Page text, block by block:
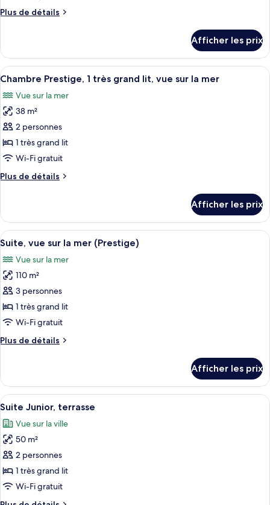
chambre :
très
lit
Plus de détails
Plus
Chambre
Prestige,
1
grand
lit
Afficher les prix
Afficher
toutes
les
photos
pour
ce
type
chambre :
très
grand
lit,
vue
sur
la
mer
Une chambre d’hôtel moderne
8
Chambre Prestige, 1 très grand lit, vue sur la mer
Vue sur la mer
38 m²
2 personnes
1 très grand lit
Wi-Fi gratuit
Plus de détails
Plus
Chambre
Prestige,
1
grand
lit,
sur
la
mer
Afficher les prix
Afficher
toutes
les
photos
pour
ce
type
chambre :
sur
la
mer
(Prestige)
Une chambre d’hôtel avec un lit,
11
Suite, vue sur la mer (Prestige)
Vue sur la mer
110 m²
3 personnes
1 très grand lit
Wi-Fi gratuit
Plus de détails
Plus
Suite,
vue
sur
mer
(Prestige)
Afficher les prix
Afficher
toutes
les
photos
pour
ce
type
Une salle de bain moderne dotée
9
Suite Junior, terrasse
Vue sur la ville
50 m²
2 personnes
1 très grand lit
Wi-Fi gratuit